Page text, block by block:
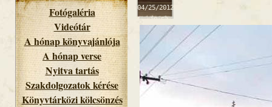
Fotógaléria
Videótár
A hónap könyvajánlója
A hónap verse
Nyitva tartás
Szakdolgozatok kérése
Könyvtárközi kölcsönzés
04/25/2012
- 10:52